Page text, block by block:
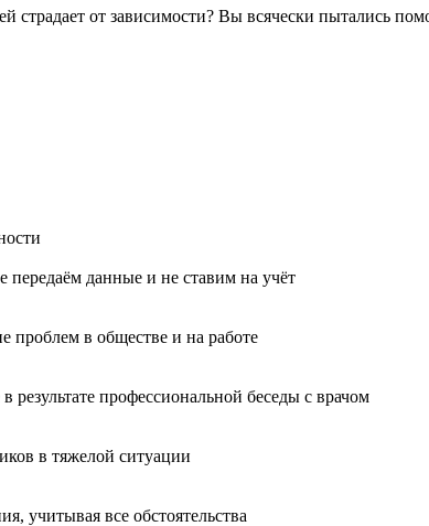
страдает от зависимости? Вы всячески пытались
данные и не ставим на учёт
проблем в обществе и на работе
результате профессиональной беседы с врачом
в тяжелой ситуации
учитывая все обстоятельства